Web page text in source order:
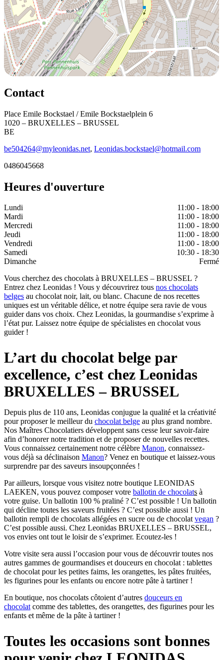
Contact
Place Emile Bockstael / Emile Bockstaelplein 6
1020 – BRUXELLES – BRUSSEL
BE
be504264@myleonidas.net, Leonidas.bockstael@hotmail.com
0486045668
Heures d'ouverture
Lundi
11:00 - 18:00
Mardi
11:00 - 18:00
Mercredi
11:00 - 18:00
Jeudi
11:00 - 18:00
Vendredi
11:00 - 18:00
Samedi
10:30 - 18:30
Dimanche
Fermé
Vous cherchez des chocolats à BRUXELLES – BRUSSEL ?
Entrez chez Leonidas ! Vous y découvrirez tous nos chocolats
belges au chocolat noir, lait, ou blanc. Chacune de nos recettes
uniques est un véritable délice, et notre équipe sera ravie de vous
guider dans vos choix. Chez Leonidas, la gourmandise s’exprime à
l’état pur. Laissez notre équipe de spécialistes en chocolat vous
guider !
L’art du chocolat belge par
excellence, c’est chez Leonidas
BRUXELLES – BRUSSEL
Depuis plus de 110 ans, Leonidas conjugue la qualité et la créativité
pour proposer le meilleur du chocolat belge au plus grand nombre.
Nos Maîtres Chocolatiers développent sans cesse leur savoir-faire
afin d’honorer notre tradition et de proposer de nouvelles recettes.
Vous connaissez certainement notre célèbre Manon, connaissez-
vous déjà sa déclinaison Manon? Venez en boutique et laissez-vous
surprendre par des saveurs insoupçonnées !
Par ailleurs, lorsque vous visitez notre boutique LEONIDAS
LAEKEN, vous pouvez composer votre ballotin de chocolats à
votre guise. Un ballotin 100 % praliné ? C’est possible ! Un ballotin
qui décline toutes les saveurs fruitées ? C’est possible aussi ! Un
ballotin rempli de chocolats allégées en sucre ou de chocolat vegan ?
C’est possible aussi. Chez Leonidas BRUXELLES – BRUSSEL,
vos envies ont tout le loisir de s’exprimer. Ecoutez-les !
Votre visite sera aussi l’occasion pour vous de découvrir toutes nos
autres gammes de gourmandises et douceurs en chocolat : tablettes
de chocolat pour les petites faims, les orangettes, les pâtes fruitées,
les figurines pour les enfants ou encore notre pâte à tartiner !
En boutique, nos chocolats côtoient d’autres douceurs en
chocolat comme des tablettes, des orangettes, des figurines pour les
enfants et même de la pâte à tartiner !
Toutes les occasions sont bonnes